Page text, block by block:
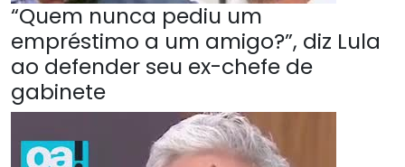
“Quem nunca pediu um
empréstimo a um amigo?”, diz Lula
ao defender seu ex-chefe de
gabinete